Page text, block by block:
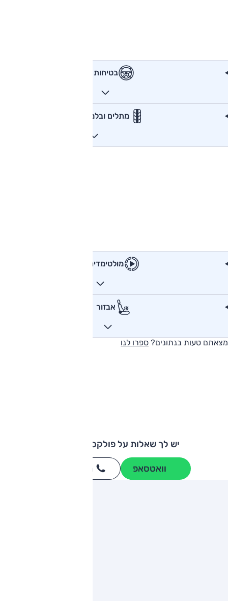
בטיחות
מתלים ובלמים
מולטימדיה
אבזור
מצאתם טעות בנתונים? ספרו לנו
יש לך שאלות על פולקסווגן טיגואן?
וואטסאפ חייגו
מותגים מתחרים